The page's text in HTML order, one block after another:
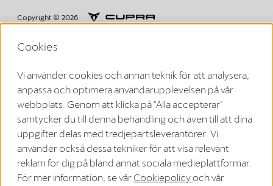
Copyright © 2026
CUPRA/SEAT Charger (1. generation från och med 2020):
LTE-funktionaliteten får endast användas inom EU:s medlemsländer
samt i Storbritannien, Schweiz och Norge.
CUPRA Charger (2. generation från och med 2024):
LTE-funktionaliteten får endast användas inom EU:s medlemsländer
samt i Storbritannien, Schweiz, Lichtenstein, Island och Norge.
² Smartladdning
De smarta laddningsfunktionerna är inledningsvis tillgängliga via en
länk mellan fordonsappen och Elli Smart Charging-appen. I framtiden
kommer de smarta laddningsfunktionerna att integreras direkt i
Cookies
Vi använder cookies och annan teknik för att analysera,
anpassa och optimera användarupplevelsen på vår
webbplats. Genom att klicka på "Alla accepterar"
samtycker du till denna behandling och även till att dina
uppgifter delas med tredjepartsleverantörer. Vi
använder också dessa tekniker för att visa relevant
reklam för dig på bland annat sociala medieplattformar.
För mer information, se vår Cookiepolicy och vår